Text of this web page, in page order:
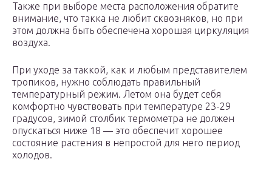
Также при выборе места расположения обратите
внимание, что такка не любит сквозняков, но при
этом должна быть обеспечена хорошая циркуляция
воздуха.
При уходе за таккой, как и любым представителем
тропиков, нужно соблюдать правильный
температурный режим. Летом она будет себя
комфортно чувствовать при температуре 23-29
градусов, зимой столбик термометра не должен
опускаться ниже 18 — это обеспечит хорошее
состояние растения в непростой для него период
холодов.